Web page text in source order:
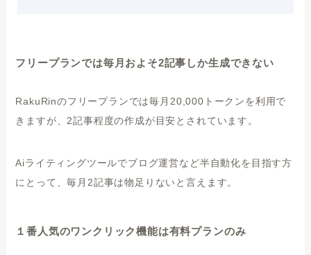
フリープランでは毎月およそ2記事しか生成できない
RakuRinのフリープランでは毎月20,000トークンを利用で
きますが、2記事程度の作成が目安とされています。
Aiライティングツールでブログ運営など半自動化を目指す方
にとって、毎月2記事は物足りないと言えます。
１番人気のワンクリック機能は有料プランのみ